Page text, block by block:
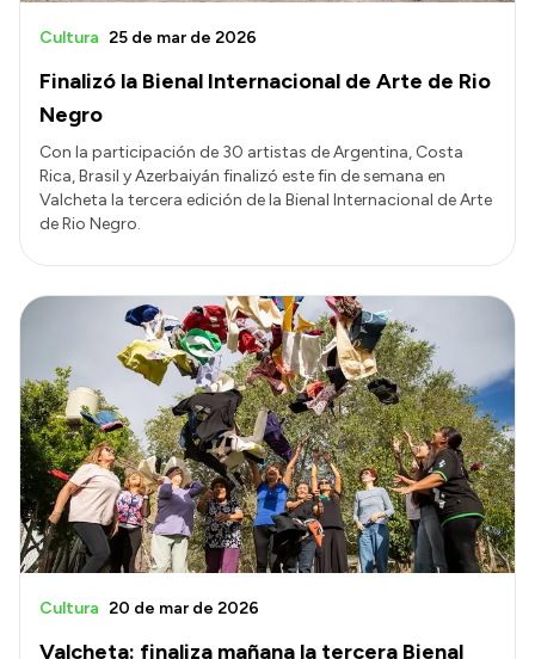
Compras y licitaciones
Consulta de pago a proveedores
Convocatorias
Intranet
Login
Finalizó la Bienal Internacional de Arte de Rio
Negro
Cultura 25 de mar de 2026
Con la participación de 30 artistas de Argentina, Costa
Rica, Brasil y Azerbaiyán finalizó este fin de semana en
Valcheta la tercera edición de la Bienal Internacional de Arte
de Rio Negro.
Valcheta: finaliza mañana la tercera Bienal
Cultura 20 de mar de 2026